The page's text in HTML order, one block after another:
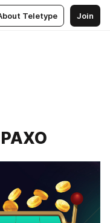
Teletype Join